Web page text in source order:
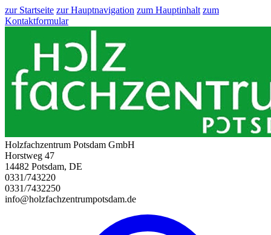
zur Startseite zur Hauptnavigation zum Hauptinhalt zum
Kontaktformular
Holzfachzentrum Potsdam GmbH
Horstweg 47
14482 Potsdam, DE
0331/743220
0331/7432250
info@holzfachzentrumpotsdam.de